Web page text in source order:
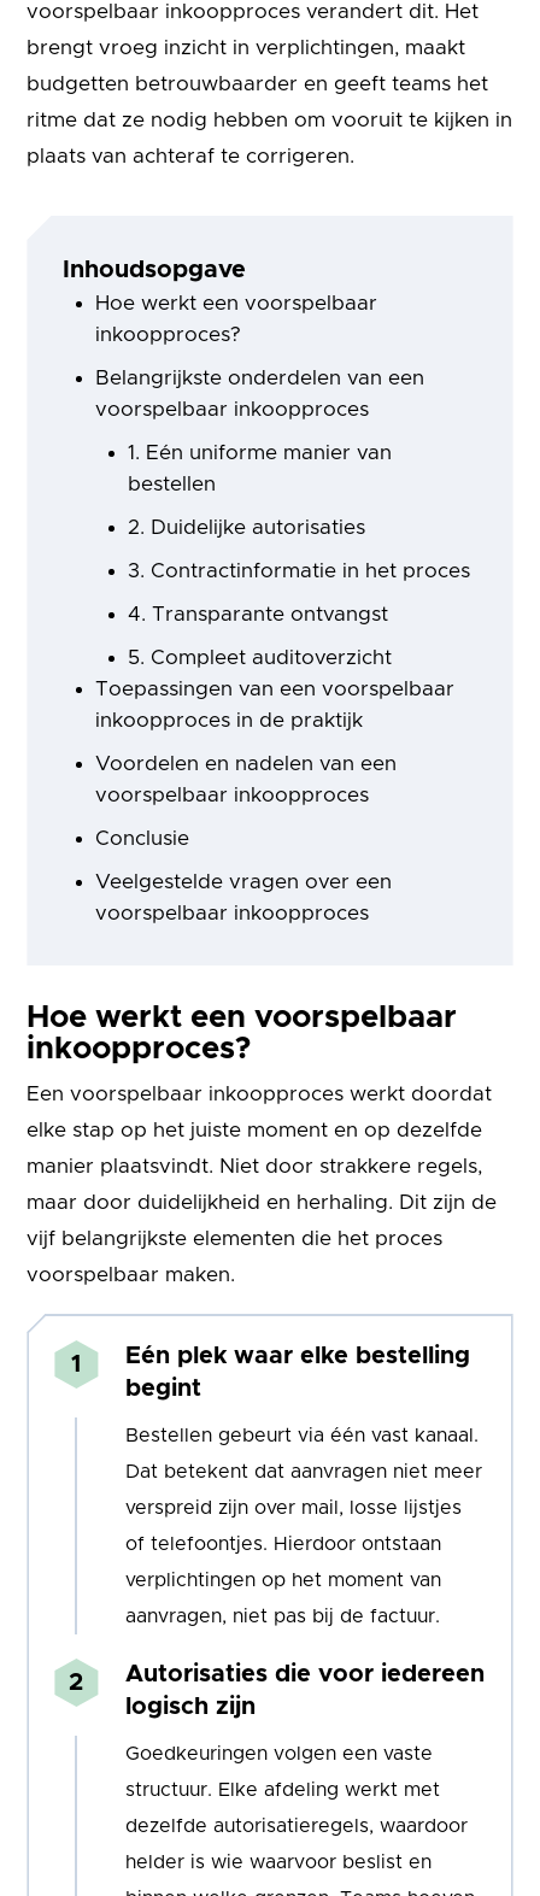
voorspelbaar inkoopproces verandert dit. Het
brengt vroeg inzicht in verplichtingen, maakt
budgetten betrouwbaarder en geeft teams het
ritme dat ze nodig hebben om vooruit te kijken in
plaats van achteraf te corrigeren.
Inhoudsopgave
Hoe werkt een voorspelbaar
inkoopproces?
Belangrijkste onderdelen van een
voorspelbaar inkoopproces
1. Eén uniforme manier van
bestellen
2. Duidelijke autorisaties
3. Contractinformatie in het proces
4. Transparante ontvangst
5. Compleet auditoverzicht
Toepassingen van een voorspelbaar
inkoopproces in de praktijk
Voordelen en nadelen van een
voorspelbaar inkoopproces
Conclusie
Veelgestelde vragen over een
voorspelbaar inkoopproces
Hoe werkt een voorspelbaar
inkoopproces?
Een voorspelbaar inkoopproces werkt doordat
elke stap op het juiste moment en op dezelfde
manier plaatsvindt. Niet door strakkere regels,
maar door duidelijkheid en herhaling. Dit zijn de
vijf belangrijkste elementen die het proces
voorspelbaar maken.
Eén plek waar elke bestelling
begint
Bestellen gebeurt via één vast kanaal.
Dat betekent dat aanvragen niet meer
verspreid zijn over mail, losse lijstjes
of telefoontjes. Hierdoor ontstaan
verplichtingen op het moment van
aanvragen, niet pas bij de factuur.
Autorisaties die voor iedereen
logisch zijn
Goedkeuringen volgen een vaste
structuur. Elke afdeling werkt met
dezelfde autorisatieregels, waardoor
helder is wie waarvoor beslist en